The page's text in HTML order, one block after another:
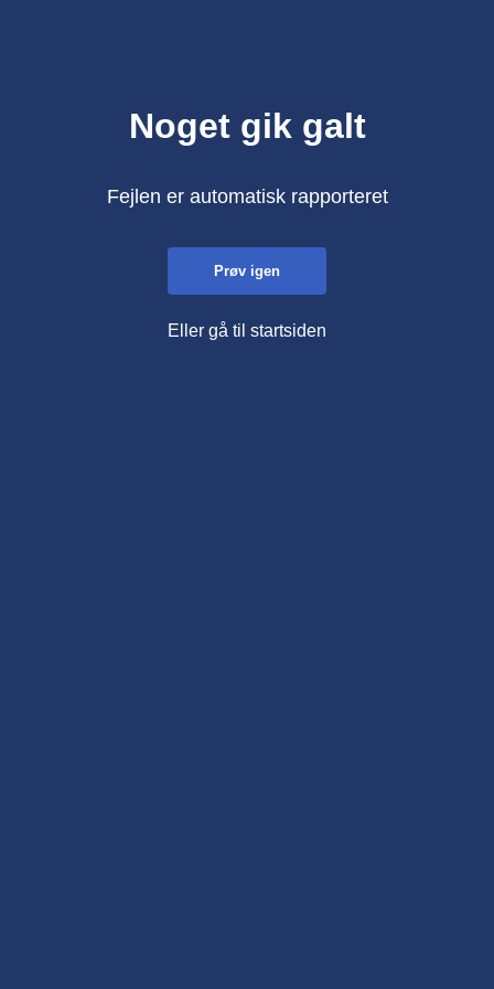
Noget gik galt
Fejlen er automatisk rapporteret
Prøv igen
Eller gå til startsiden